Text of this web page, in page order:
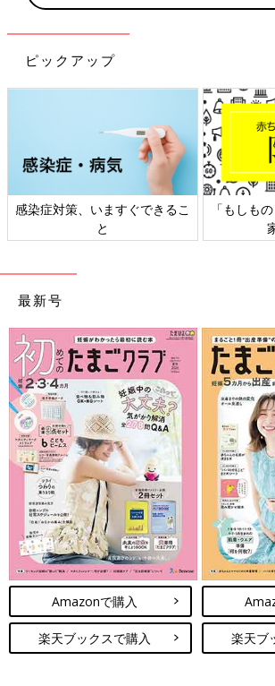
ピックアップ
感染症対策、いますぐできるこ
と
「もしも
最新号
Amazonで購入
楽天ブックスで購入 楽天ブ